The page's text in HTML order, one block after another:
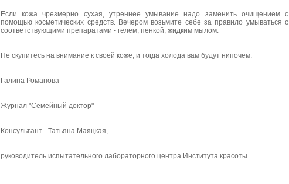
Если кожа чрезмерно сухая, утреннее умывание надо заменить очищением с
помощью косметических средств. Вечером возьмите себе за правило умываться с
соответствующими препаратами - гелем, пенкой, жидким мылом.
Не скупитесь на внимание к своей коже, и тогда холода вам будут нипочем.
Галина Романова
Журнал "Семейный доктор"
Консультант - Татьяна Маяцкая,
руководитель испытательного лабораторного центра Института красоты